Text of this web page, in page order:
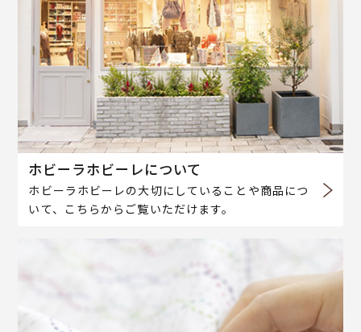
ホビーラホビーレについて
ホビーラホビーレの大切にしていることや商品につ
いて、こちらからご覧いただけます。